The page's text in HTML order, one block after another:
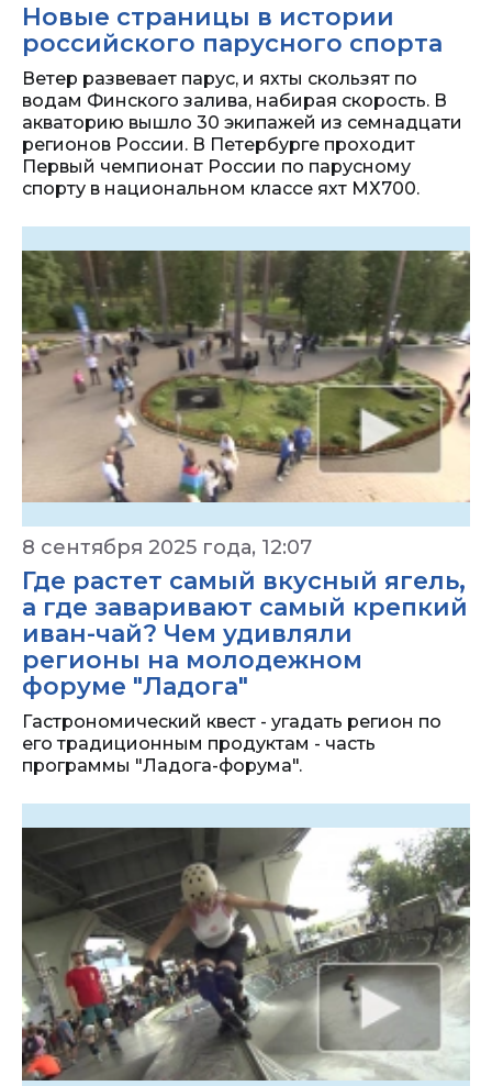
Новые страницы в истории
российского парусного спорта
Ветер развевает парус, и яхты скользят по
водам Финского залива, набирая скорость. В
акваторию вышло 30 экипажей из семнадцати
регионов России. В Петербурге проходит
Первый чемпионат России по парусному
спорту в национальном классе яхт МХ700.
8 сентября 2025 года, 12:07
Где растет самый вкусный ягель,
а где заваривают самый крепкий
иван-чай? Чем удивляли
регионы на молодежном
форуме "Ладога"
Гастрономический квест - угадать регион по
его традиционным продуктам - часть
программы "Ладога-форума".